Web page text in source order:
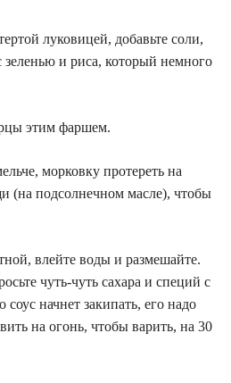
луковицей, добавьте соли,
зеленью и риса, который немного
этим фаршем.
морковку протереть на
(на подсолнечном масле), чтобы
влейте воды и размешайте.
чуть-чуть сахара и специй с
начнет закипать, его надо
на огонь, чтобы варить, на 30